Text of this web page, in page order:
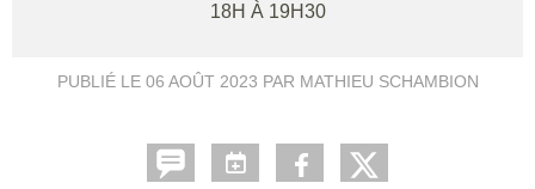
18H À 19H30
PUBLIÉ LE 06 AOÛT 2023 PAR MATHIEU SCHAMBION